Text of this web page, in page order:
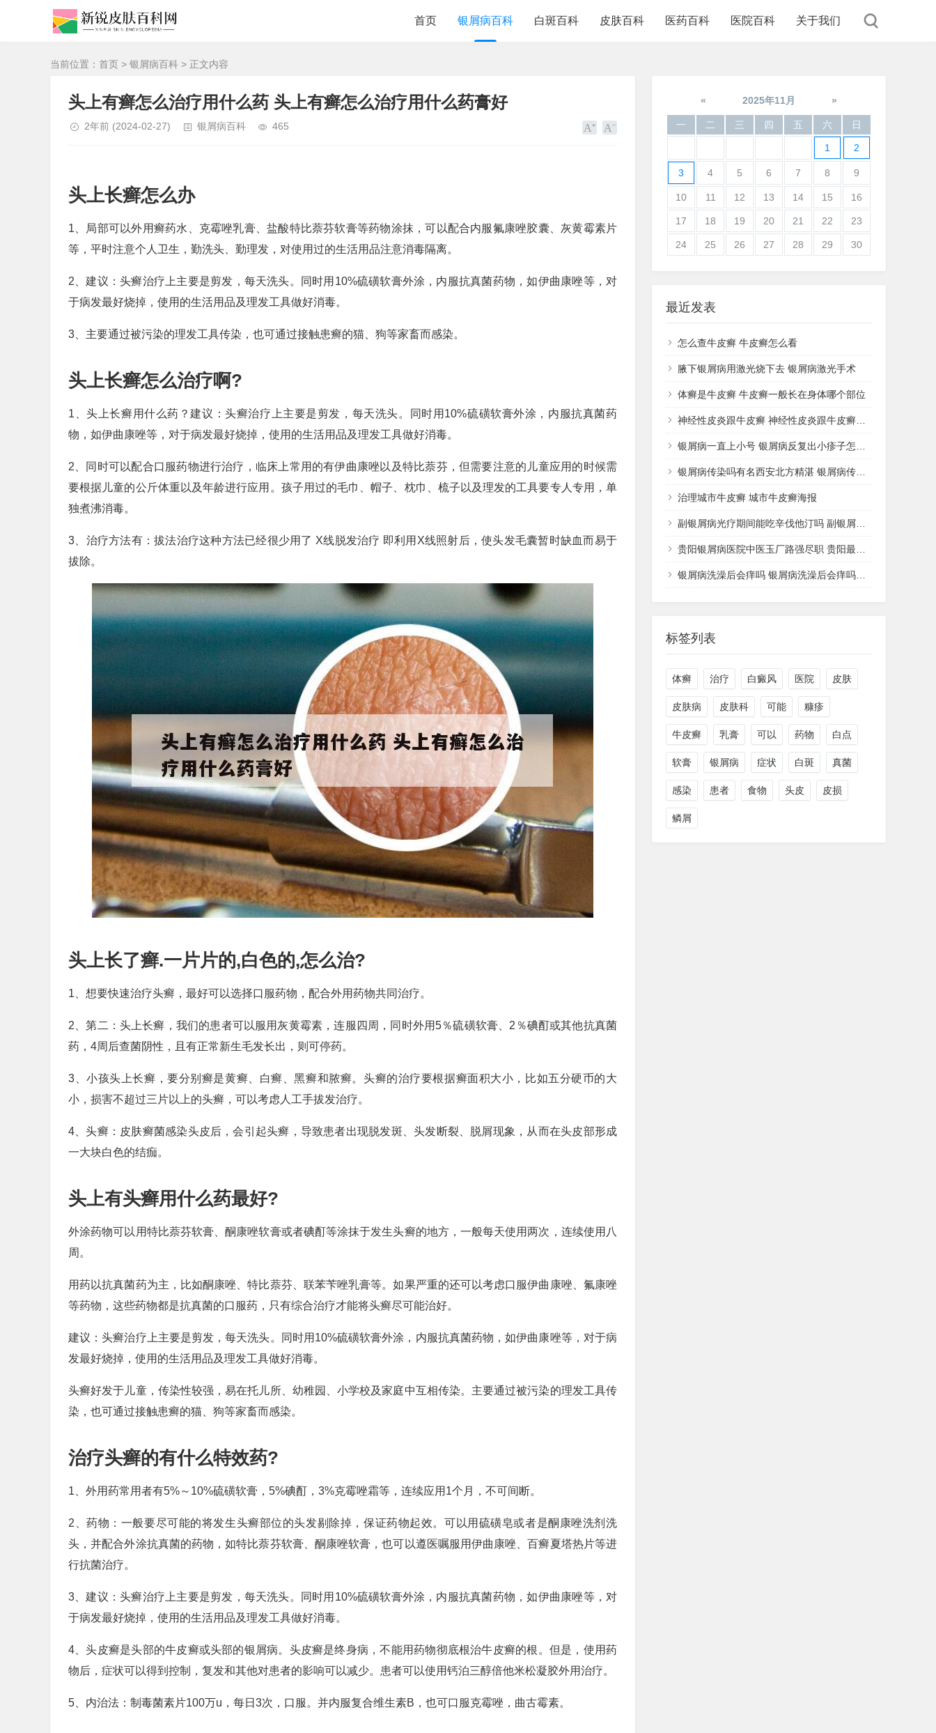
首页 银屑病百科 白斑百科 皮肤百科 医药百科 医院百科 关于我们
当前位置： 首页 > 银屑病百科 > 正文内容
头上有癣怎么治疗用什么药 头上有癣怎么治疗用什么药膏好
2年前 (2024-02-27) 银屑病百科 465
头上长癣怎么办
1、局部可以外用癣药水、克霉唑乳膏、盐酸特比萘芬软膏等药物涂抹，可以配合内服氟康唑胶囊、灰黄霉素片
等，平时注意个人卫生，勤洗头、勤理发，对使用过的生活用品注意消毒隔离。
2、建议：头癣治疗上主要是剪发，每天洗头。同时用10%硫磺软膏外涂，内服抗真菌药物，如伊曲康唑等，对
于病发最好烧掉，使用的生活用品及理发工具做好消毒。
3、主要通过被污染的理发工具传染，也可通过接触患癣的猫、狗等家畜而感染。
头上长癣怎么治疗啊?
1、头上长癣用什么药？建议：头癣治疗上主要是剪发，每天洗头。同时用10%硫磺软膏外涂，内服抗真菌药
物，如伊曲康唑等，对于病发最好烧掉，使用的生活用品及理发工具做好消毒。
2、同时可以配合口服药物进行治疗，临床上常用的有伊曲康唑以及特比萘芬，但需要注意的儿童应用的时候需
要根据儿童的公斤体重以及年龄进行应用。孩子用过的毛巾、帽子、枕巾、梳子以及理发的工具要专人专用，单
独煮沸消毒。
3、治疗方法有：拔法治疗这种方法已经很少用了 X线脱发治疗 即利用X线照射后，使头发毛囊暂时缺血而易于
拔除。
头上长了癣.一片片的,白色的,怎么治?
1、想要快速治疗头癣，最好可以选择口服药物，配合外用药物共同治疗。
2、第二：头上长癣，我们的患者可以服用灰黄霉素，连服四周，同时外用5％硫磺软膏、2％碘酊或其他抗真菌
药，4周后查菌阴性，且有正常新生毛发长出，则可停药。
3、小孩头上长癣，要分别癣是黄癣、白癣、黑癣和脓癣。头癣的治疗要根据癣面积大小，比如五分硬币的大
小，损害不超过三片以上的头癣，可以考虑人工手拔发治疗。
4、头癣：皮肤癣菌感染头皮后，会引起头癣，导致患者出现脱发斑、头发断裂、脱屑现象，从而在头皮部形成
一大块白色的结痂。
头上有头癣用什么药最好?
外涂药物可以用特比萘芬软膏、酮康唑软膏或者碘酊等涂抹于发生头癣的地方，一般每天使用两次，连续使用八
周。
用药以抗真菌药为主，比如酮康唑、特比萘芬、联苯苄唑乳膏等。如果严重的还可以考虑口服伊曲康唑、氟康唑
等药物，这些药物都是抗真菌的口服药，只有综合治疗才能将头癣尽可能治好。
建议：头癣治疗上主要是剪发，每天洗头。同时用10%硫磺软膏外涂，内服抗真菌药物，如伊曲康唑等，对于病
发最好烧掉，使用的生活用品及理发工具做好消毒。
头癣好发于儿童，传染性较强，易在托儿所、幼稚园、小学校及家庭中互相传染。主要通过被污染的理发工具传
染，也可通过接触患癣的猫、狗等家畜而感染。
治疗头癣的有什么特效药?
1、外用药常用者有5%～10%硫磺软膏，5%碘酊，3%克霉唑霜等，连续应用1个月，不可间断。
2、药物：一般要尽可能的将发生头癣部位的头发剔除掉，保证药物起效。可以用硫磺皂或者是酮康唑洗剂洗
头，并配合外涂抗真菌的药物，如特比萘芬软膏、酮康唑软膏，也可以遵医嘱服用伊曲康唑、百癣夏塔热片等进
行抗菌治疗。
3、建议：头癣治疗上主要是剪发，每天洗头。同时用10%硫磺软膏外涂，内服抗真菌药物，如伊曲康唑等，对
于病发最好烧掉，使用的生活用品及理发工具做好消毒。
4、头皮癣是头部的牛皮癣或头部的银屑病。头皮癣是终身病，不能用药物彻底根治牛皮癣的根。但是，使用药
物后，症状可以得到控制，复发和其他对患者的影响可以减少。患者可以使用钙泊三醇倍他米松凝胶外用治疗。
5、内治法：制毒菌素片100万u，每日3次，口服。并内服复合维生素B，也可口服克霉唑，曲古霉素。
« 2025年11月 »
一 二 三 四 五 六 日
1 2
3 4 5 6 7 8 9
10 11 12 13 14 15 16
17 18 19 20 21 22 23
24 25 26 27 28 29 30
最近发表
怎么查牛皮癣 牛皮癣怎么看
腋下银屑病用激光烧下去 银屑病激光手术
体癣是牛皮癣 牛皮癣一般长在身体哪个部位
神经性皮炎跟牛皮癣 神经性皮炎跟牛皮癣哪个好治
银屑病一直上小号 银屑病反复出小疹子怎么办好
银屑病传染吗有名西安北方精湛 银屑病传播途径
治理城市牛皮癣 城市牛皮癣海报
副银屑病光疗期间能吃辛伐他汀吗 副银屑病可以擦激素药膏吗
贵阳银屑病医院中医玉厂路强尽职 贵阳最好的银屑病中医院
银屑病洗澡后会痒吗 银屑病洗澡后会痒吗怎么治疗
标签列表
体癣 治疗 白癜风 医院 皮肤
皮肤病 皮肤科 可能 糠疹
牛皮癣 乳膏 可以 药物 白点
软膏 银屑病 症状 白斑 真菌
感染 患者 食物 头皮 皮损
鳞屑